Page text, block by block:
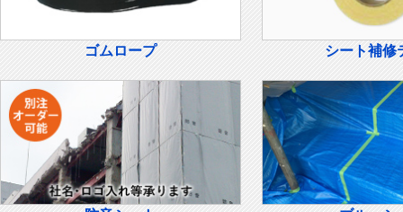
ゴムロープ シート補修